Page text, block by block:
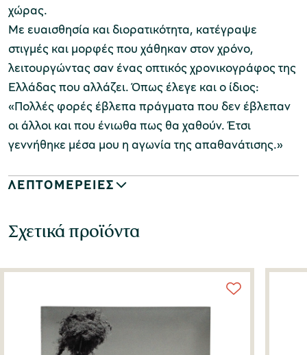
χώρας.
Με ευαισθησία και διορατικότητα, κατέγραψε
στιγμές και μορφές που χάθηκαν στον χρόνο,
λειτουργώντας σαν ένας οπτικός χρονικογράφος της
Ελλάδας που αλλάζει. Όπως έλεγε και ο ίδιος:
«Πολλές φορές έβλεπα πράγματα που δεν έβλεπαν
οι άλλοι και που ένιωθα πως θα χαθούν. Έτσι
γεννήθηκε μέσα μου η αγωνία της απαθανάτισης.»
ΛΕΠΤΟΜΕΡΕΙΕΣ
Σχετικά προϊόντα